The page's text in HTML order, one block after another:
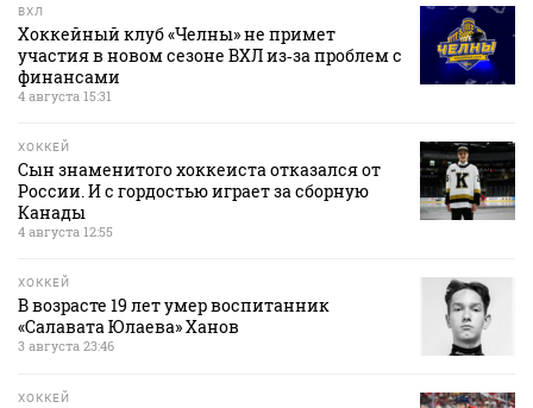
ВХЛ
Хоккейный клуб «Челны» не примет
участия в новом сезоне ВХЛ из‑за проблем с
финансами
4 августа 15:31
ХОККЕЙ
Сын знаменитого хоккеиста отказался от
России. И с гордостью играет за сборную
Канады
4 августа 12:55
ХОККЕЙ
В возрасте 19 лет умер воспитанник
«Салавата Юлаева» Ханов
3 августа 23:46
ХОККЕЙ